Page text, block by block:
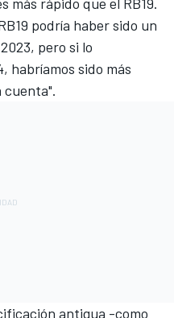
podría haber sido un
pero si lo
habríamos sido más
cuenta".
antigua -como